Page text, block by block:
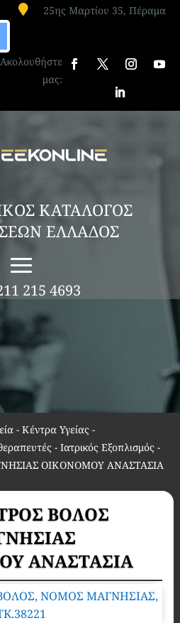
 25ης Μαρτίου 35, Πέραμα
Ακολουθήστε
μας:
ΚΑΤΑΛΟΓΟΣ
ΕΛΛΑΔΟΣ
215 4693
- Κέντρα Υγείας -
- Ιατρικός Εξοπλισμός-
ΟΙΚΟΝΟΜΟΥ ΑΝΑΣΤΑΣΙΑ
ΒΟΛΟΣ
ΑΝΑΣΤΑΣΙΑ
ΝΟΜΟΣ ΜΑΓΝΗΣΙΑΣ,